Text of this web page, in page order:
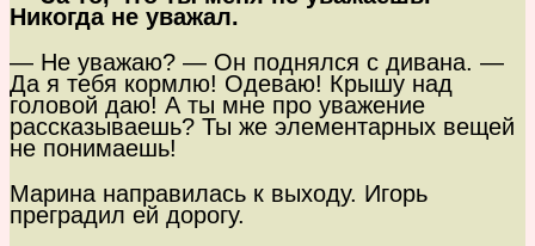
Никогда не уважал.
— Не уважаю? — Он поднялся с дивана. —
Да я тебя кормлю! Одеваю! Крышу над
головой даю! А ты мне про уважение
рассказываешь? Ты же элементарных вещей
не понимаешь!
Марина направилась к выходу. Игорь
преградил ей дорогу.